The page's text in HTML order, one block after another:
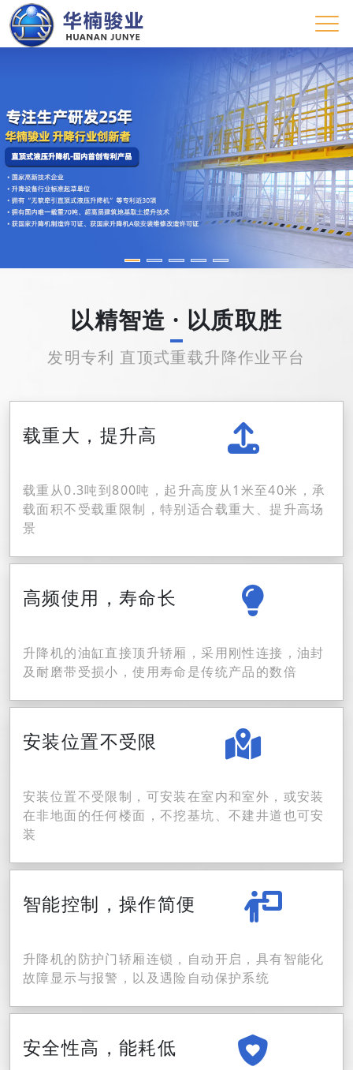
以精智造 · 以质取胜
发明专利 直顶式重载升降作业平台
载重大，提升高
载重从0.3吨到800吨，起升高度从1米至40米，承
载面积不受载重限制，特别适合载重大、提升高场
景
高频使用，寿命长
升降机的油缸直接顶升轿厢，采用刚性连接，油封
及耐磨带受损小，使用寿命是传统产品的数倍
安装位置不受限
安装位置不受限制，可安装在室内和室外，或安装
在非地面的任何楼面，不挖基坑、不建井道也可安
装
智能控制，操作简便
升降机的防护门轿厢连锁，自动开启，具有智能化
故障显示与报警，以及遇险自动保护系统
安全性高，能耗低